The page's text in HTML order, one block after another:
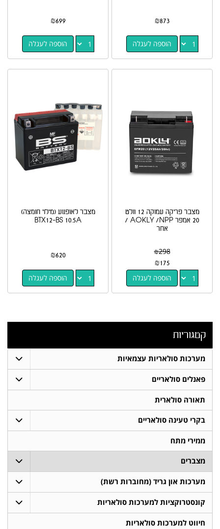
₪873
הוספה לעגלה
₪699
הוספה לעגלה
מצבר פריקה עמוקה 12 וולט
20 אמפר AOKLY /NPP /
אחר
₪298
₪175
הוספה לעגלה
מצבר לאופנוע (מילוי חומצה)
BTX12-BS 10.5A
₪620
הוספה לעגלה
קטגוריות
מערכות סולאריות עצמאיות
פאנלים סולאריים
תאורה סולארית
בקרי טעינה סולאריים
ממירי מתח
מצברים
מערכות און גריד (מחוברות רשת)
קונסטרוקציות למערכות סולאריות
חיווט למערכות סולאריות